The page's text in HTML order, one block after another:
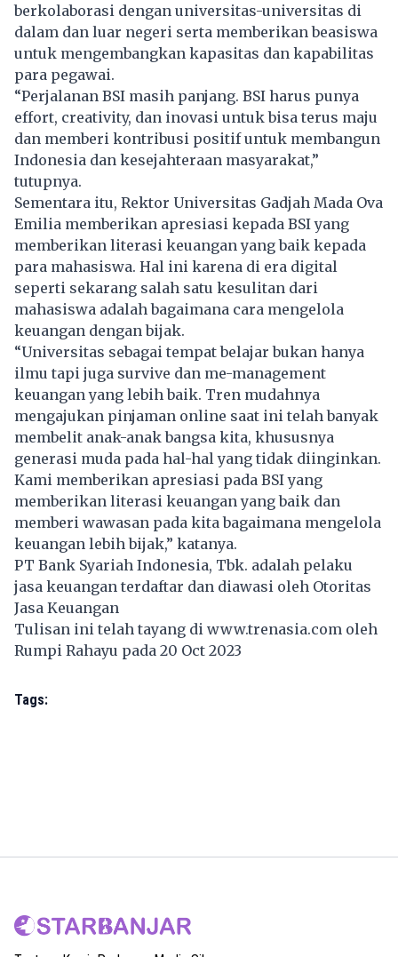
berkolaborasi dengan universitas-universitas di
dalam dan luar negeri serta memberikan beasiswa
untuk mengembangkan kapasitas dan kapabilitas
para pegawai.
“Perjalanan BSI masih panjang. BSI harus punya
effort, creativity, dan inovasi untuk bisa terus maju
dan memberi kontribusi positif untuk membangun
Indonesia dan kesejahteraan masyarakat,”
tutupnya.
Sementara itu, Rektor Universitas Gadjah Mada Ova
Emilia memberikan apresiasi kepada BSI yang
memberikan literasi keuangan yang baik kepada
para mahasiswa. Hal ini karena di era digital
seperti sekarang salah satu kesulitan dari
mahasiswa adalah bagaimana cara mengelola
keuangan dengan bijak.
“Universitas sebagai tempat belajar bukan hanya
ilmu tapi juga survive dan me-management
keuangan yang lebih baik. Tren mudahnya
mengajukan pinjaman online saat ini telah banyak
membelit anak-anak bangsa kita, khususnya
generasi muda pada hal-hal yang tidak diinginkan.
Kami memberikan apresiasi pada BSI yang
memberikan literasi keuangan yang baik dan
memberi wawasan pada kita bagaimana mengelola
keuangan lebih bijak,” katanya.
PT Bank Syariah Indonesia, Tbk. adalah pelaku
jasa keuangan terdaftar dan diawasi oleh Otoritas
Jasa Keuangan
Tulisan ini telah tayang di www.trenasia.com oleh
Rumpi Rahayu pada 20 Oct 2023
Tags: